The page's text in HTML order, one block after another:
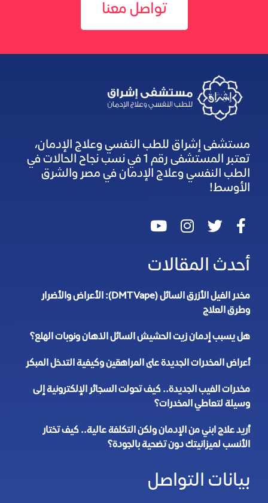
تواصل معنا
مستشفى إشراق للطب النفسي وعلاج الإدمان،
تعتبر المستشفى رقم 1 في نسب نجاح الحالات في
الطب النفسي وعلاج الإدمان في مصر والشرق
الأوسط!
أحدث المقالات
مخدر الفيل الأزرق السائل (DMT Vape): الأعراض والأضرار
وطرق العلاج
هل يسبب إدمان زيت الحشيش السائل الذهان ونوبات الهلع؟
أعراض المخدرات الجديدة على المراهقين وكيفية التدخل المبكر
مخدرات الفيب الجديدة.. كيف تحولت السجائر الإلكترونية إلى
وسيلة لتعاطي المخدرات؟
أريد علاج ابني من الإدمان ولكن التكلفة عالية.. كيف تختار
الأنسب لميزانيتك دون تضحية بالجودة؟
بيانات التواصل